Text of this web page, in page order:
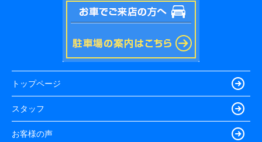
トップページ
スタッフ
お客様の声